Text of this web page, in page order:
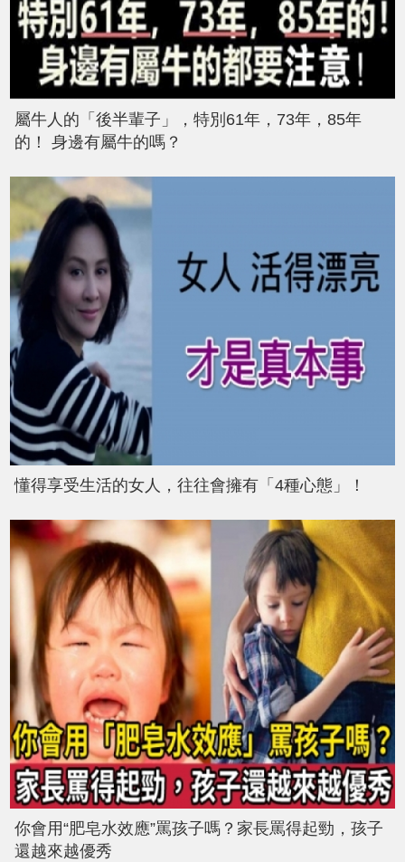
屬牛人的「後半輩子」，特別61年，73年，85年
的！ 身邊有屬牛的嗎？
懂得享受生活的女人，往往會擁有「4種心態」！
你會用“肥皂水效應”罵孩子嗎？家長罵得起勁，孩子
還越來越優秀